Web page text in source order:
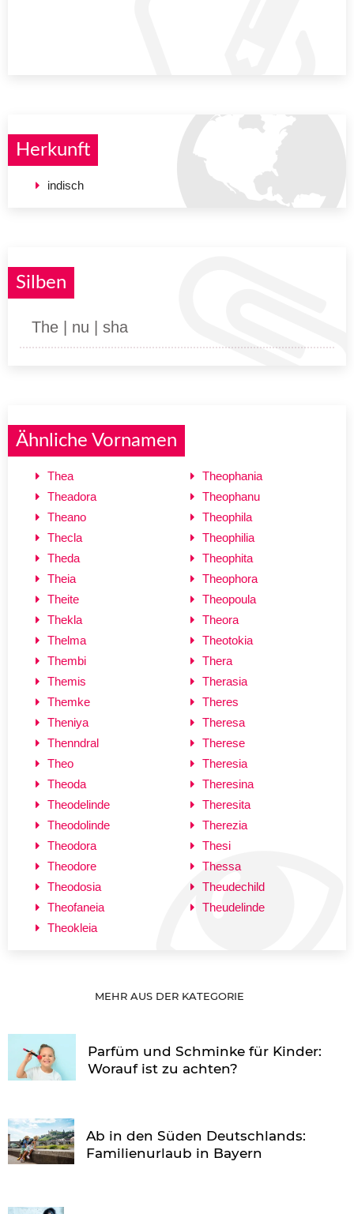
Herkunft
indisch
Silben
The | nu | sha
Ähnliche Vornamen
Thea
Theadora
Theano
Thecla
Theda
Theia
Theite
Thekla
Thelma
Thembi
Themis
Themke
Theniya
Thenndral
Theo
Theoda
Theodelinde
Theodolinde
Theodora
Theodore
Theodosia
Theofaneia
Theokleia
Theophania
Theophanu
Theophila
Theophilia
Theophita
Theophora
Theopoula
Theora
Theotokia
Thera
Therasia
Theres
Theresa
Therese
Theresia
Theresina
Theresita
Therezia
Thesi
Thessa
Theudechild
Theudelinde
MEHR AUS DER KATEGORIE
Parfüm und Schminke für Kinder:
Worauf ist zu achten?
Ab in den Süden Deutschlands:
Familienurlaub in Bayern